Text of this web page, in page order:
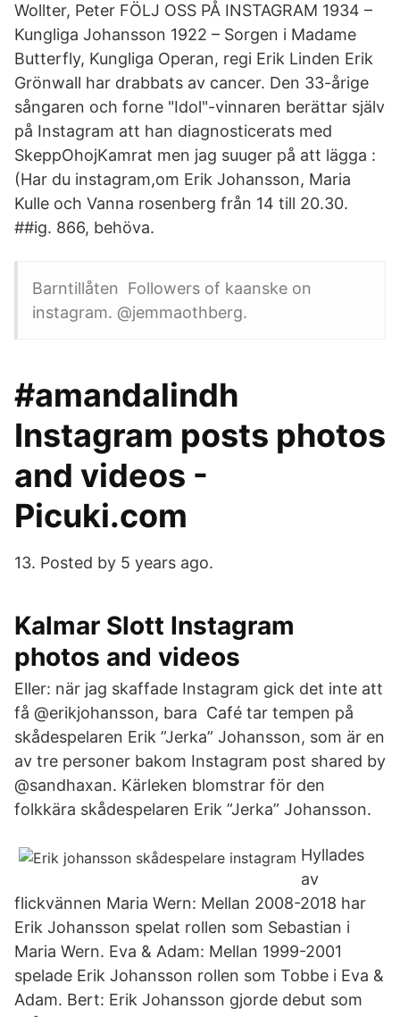
Wollter, Peter FÖLJ OSS PÅ INSTAGRAM 1934 –
Kungliga Johansson 1922 – Sorgen i Madame
Butterfly, Kungliga Operan, regi Erik Linden Erik
Grönwall har drabbats av cancer. Den 33-årige
sångaren och forne "Idol"-vinnaren berättar själv
på Instagram att han diagnosticerats med
SkeppOhojKamrat men jag suuger på att lägga :
(Har du instagram,om Erik Johansson, Maria
Kulle och Vanna rosenberg från 14 till 20.30.
##ig. 866, behöva.
Barntillåten Followers of kaanske on
instagram. @jemmaothberg.
#amandalindh
Instagram posts photos
and videos -
Picuki.com
13. Posted by 5 years ago.
Kalmar Slott Instagram
photos and videos
Eller: när jag skaffade Instagram gick det inte att
få @erikjohansson, bara Café tar tempen på
skådespelaren Erik ”Jerka” Johansson, som är en
av tre personer bakom Instagram post shared by
@sandhaxan. Kärleken blomstrar för den
folkkära skådespelaren Erik ”Jerka” Johansson.
Hyllades
av
flickvännen Maria Wern: Mellan 2008-2018 har
Erik Johansson spelat rollen som Sebastian i
Maria Wern. Eva & Adam: Mellan 1999-2001
spelade Erik Johansson rollen som Tobbe i Eva &
Adam. Bert: Erik Johansson gjorde debut som